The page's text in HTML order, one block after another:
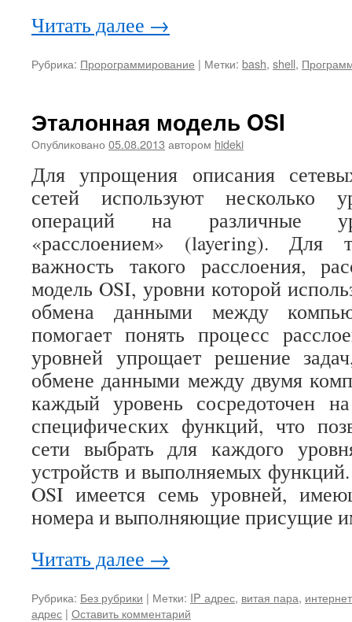
Читать далее →
Рубрика: Пророграммирование | Метки: bash, shell,
Эталонная модель OSI
Опубликовано 05.08.2013 автором hideki
Для упрощения описания
сетей используют несколько
операций на различные
«расслоением» (layering). Для
важность такого расслоения,
модель OSI, уровни которой
обмена данными между
помогает понять процесс
уровней упрощает решение
обмене данными между двумя
каждый уровень сосредоточен
специфических функций, что
сети выбрать для каждого
устройств и выполняемых
OSI имеется семь уровней,
номера и выполняющие присущие
Читать далее →
Рубрика: Без рубрики | Метки: IP адрес, витая пара, интернет
адрес | Оставить комментарий